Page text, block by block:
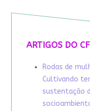
ARTIGOS DO
Rodas de
Cultivando
sustentação